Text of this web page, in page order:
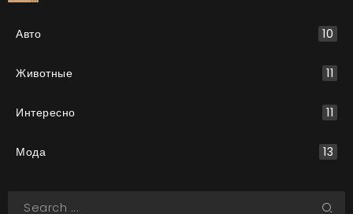
Авто 10
Животные 11
Интересно 11
Мода 13